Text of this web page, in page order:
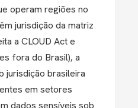
operam regiões no
jurisdição da matriz
a CLOUD Act e
fora do Brasil), a
jurisdição brasileira
em setores
dados sensíveis sob